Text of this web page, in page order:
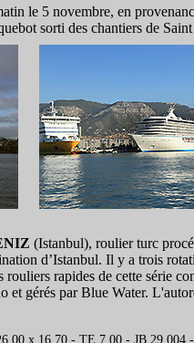
le 5 novembre, en
sorti des chantiers de
(Istanbul), roulier turc
d’Istanbul. Il y a trois
rapides de cette série
et gérés par Blue Water.
x 16,70 - TE 7,00 - JB 29 004